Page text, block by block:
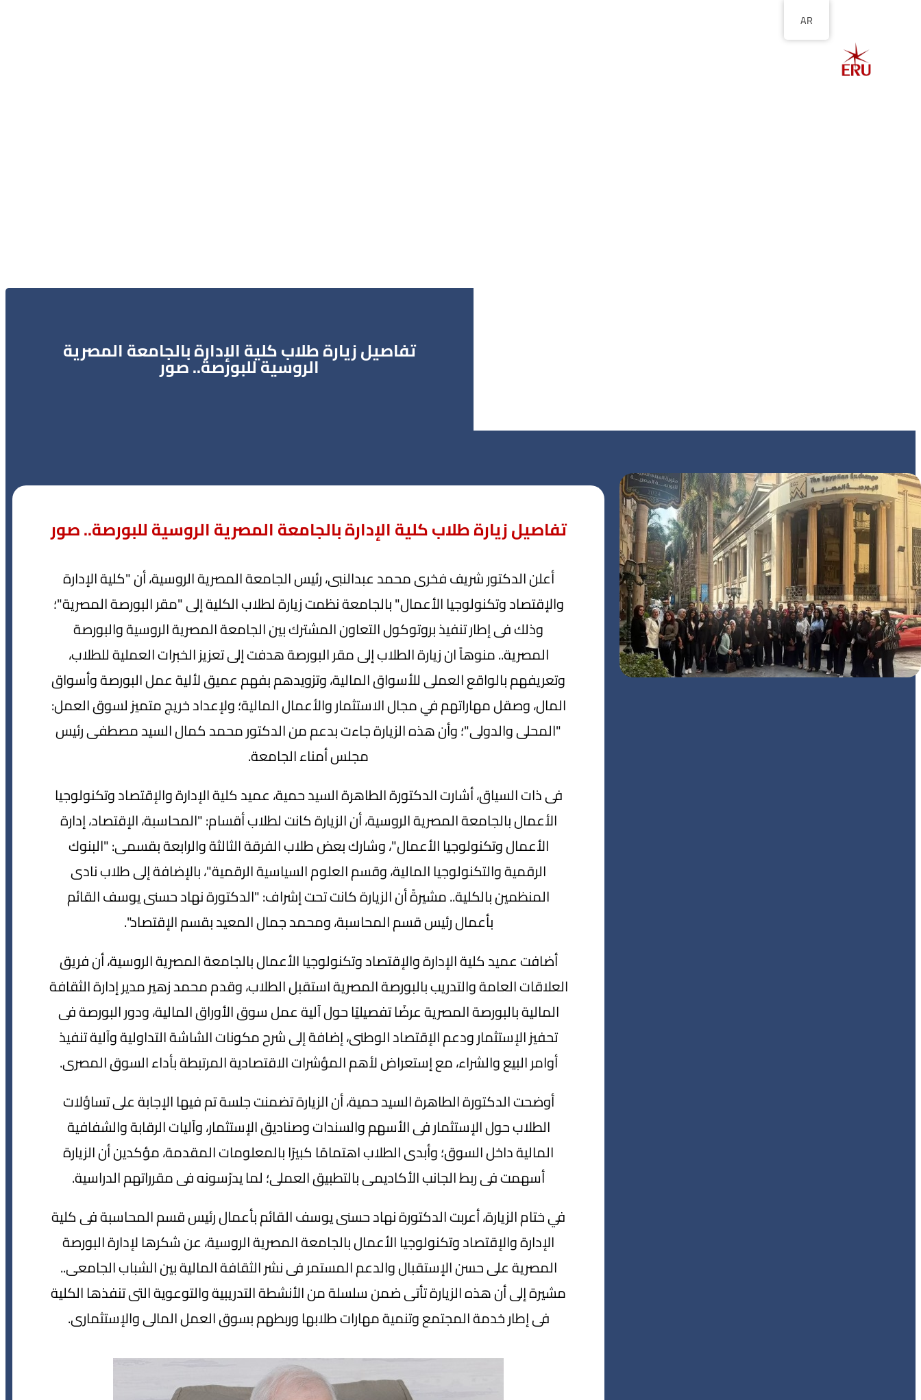
تفاصيل زيارة طلاب كلية الإدارة بالجامعة المصرية
الروسية للبورصة.. صور
تفاصيل زيارة طلاب كلية الإدارة بالجامعة المصرية الروسية للبورصة.. صور
أعلن الدكتور شريف فخرى محمد عبدالنبى، رئيس الجامعة المصرية الروسية، أن "كلية الإدارة
والإقتصاد وتكنولوجيا الأعمال" بالجامعة نظمت زيارة لطلاب الكلية إلى "مقر البورصة المصرية"؛
وذلك فى إطار تنفيذ بروتوكول التعاون المشترك بين الجامعة المصرية الروسية والبورصة
المصرية.. منوهاً ان زيارة الطلاب إلى مقر البورصة هدفت إلى تعزيز الخبرات العملية للطلاب،
وتعريفهم بالواقع العملى للأسواق المالية، وتزويدهم بفهم عميق لألية عمل البورصة وأسواق
المال، وصقل مهاراتهم في مجال الاستثمار والأعمال المالية؛ ولإعداد خريج متميز لسوق العمل:
"المحلى والدولى"؛ وأن هذه الزيارة جاءت بدعم من الدكتور محمد كمال السيد مصطفى رئيس
مجلس أمناء الجامعة.
فى ذات السياق، أشارت الدكتورة الطاهرة السيد حمية، عميد كلية الإدارة والإقتصاد وتكنولوجيا
الأعمال بالجامعة المصرية الروسية، أن الزيارة كانت لطلاب أقسام: "المحاسبة، الإقتصاد، إدارة
الأعمال وتكنولوجيا الأعمال"، وشارك بعض طلاب الفرقة الثالثة والرابعة بقسمى: "البنوك
الرقمية والتكنولوجيا المالية، وقسم العلوم السياسية الرقمية"، بالإضافة إلى طلاب نادى
المنظمين بالكلية.. مشيرةً أن الزيارة كانت تحت إشراف: "الدكتورة نهاد حسنى يوسف القائم
بأعمال رئيس قسم المحاسبة، ومحمد جمال المعيد بقسم الإقتصاد".
أضافت عميد كلية الإدارة والإقتصاد وتكنولوجيا الأعمال بالجامعة المصرية الروسية، أن فريق
العلاقات العامة والتدريب بالبورصة المصرية استقبل الطلاب، وقدم محمد زهير مدير إدارة الثقافة
المالية بالبورصة المصرية عرضًا تفصيليًا حول آلية عمل سوق الأوراق المالية، ودور البورصة فى
تحفيز الإستثمار ودعم الإقتصاد الوطنى، إضافة إلى شرح مكونات الشاشة التداولية وآلية تنفيذ
أوامر البيع والشراء، مع إستعراض لأهم المؤشرات الاقتصادية المرتبطة بأداء السوق المصرى.
أوضحت الدكتورة الطاهرة السيد حمية، أن الزيارة تضمنت جلسة تم فيها الإجابة على تساؤلات
الطلاب حول الإستثمار فى الأسهم والسندات وصناديق الإستثمار، وآليات الرقابة والشفافية
المالية داخل السوق؛ وأبدى الطلاب اهتمامًا كبيرًا بالمعلومات المقدمة، مؤكدين أن الزيارة
أسهمت فى ربط الجانب الأكاديمى بالتطبيق العملى؛ لما يدرّسونه فى مقرراتهم الدراسية.
في ختام الزيارة، أعربت الدكتورة نهاد حسنى يوسف القائم بأعمال رئيس قسم المحاسبة فى كلية
الإدارة والإقتصاد وتكنولوجيا الأعمال بالجامعة المصرية الروسية، عن شكرها لإدارة البورصة
المصرية على حسن الإستقبال والدعم المستمر فى نشر الثقافة المالية بين الشباب الجامعى..
مشيرة إلى أن هذه الزيارة تأتى ضمن سلسلة من الأنشطة التدريبية والتوعوية التى تنفذها الكلية
فى إطار خدمة المجتمع وتنمية مهارات طلابها وربطهم بسوق العمل المالى والإستثمارى.
AR